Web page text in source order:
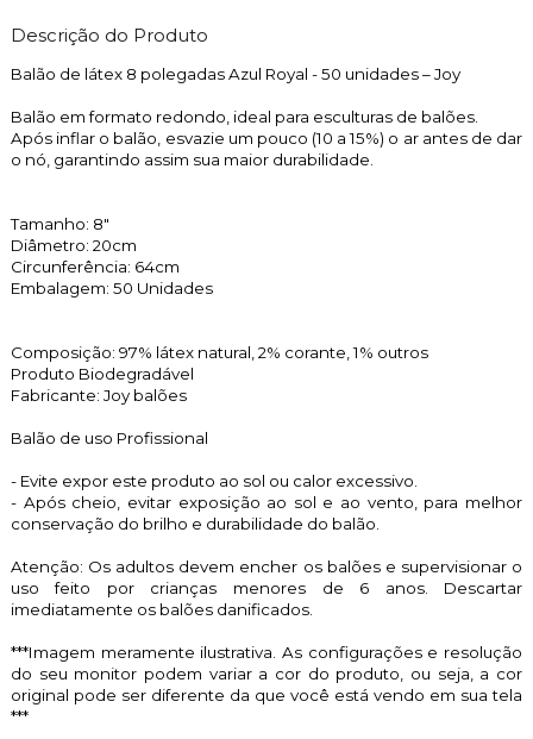
Descrição do Produto
Balão de látex 8 polegadas Azul Royal - 50 unidades – Joy
Balão em formato redondo, ideal para esculturas de balões.
Após inflar o balão, esvazie um pouco (10 a 15%) o ar antes de dar
o nó, garantindo assim sua maior durabilidade.
Tamanho: 8"
Diâmetro: 20cm
Circunferência: 64cm
Embalagem: 50 Unidades
Composição: 97% látex natural, 2% corante, 1% outros
Produto Biodegradável
Fabricante: Joy balões
Balão de uso Profissional
- Evite expor este produto ao sol ou calor excessivo.
- Após cheio, evitar exposição ao sol e ao vento, para melhor
conservação do brilho e durabilidade do balão.
Atenção: Os adultos devem encher os balões e supervisionar o
uso feito por crianças menores de 6 anos. Descartar
imediatamente os balões danificados.
***Imagem meramente ilustrativa. As configurações e resolução
do seu monitor podem variar a cor do produto, ou seja, a cor
original pode ser diferente da que você está vendo em sua tela
***